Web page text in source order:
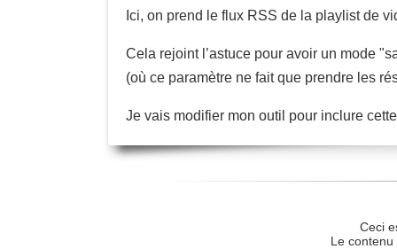
Ici, on prend le flux RSS de la playlist de
Cela rejoint l’astuce pour avoir un mode
(où ce paramètre ne fait que prendre les
Je vais modifier mon outil pour inclure
Ceci
Le